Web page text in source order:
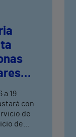
a 19
con
de
de